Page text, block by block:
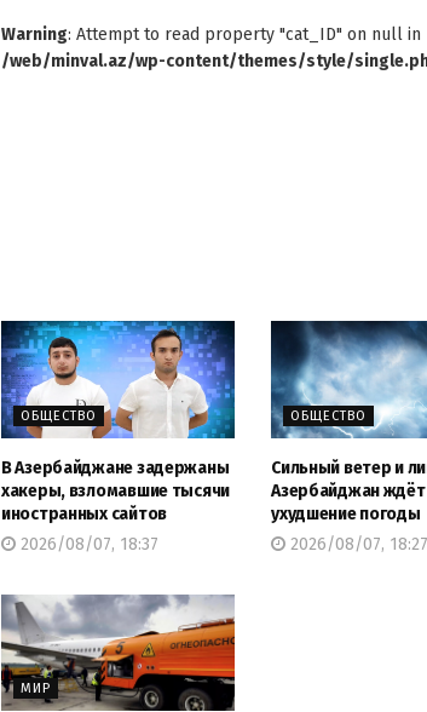
Warning: Attempt to read property "cat_ID" on null in
/web/minval.az/wp-content/themes/style/
ОБЩЕСТВО
В Азербайджане задержаны
хакеры, взломавшие тысячи
иностранных сайтов
2026/08/07, 18:37
ОБЩЕСТВО
Сильный ветер и
Азербайджан ждёт
ухудшение погоды
2026/08/07, 18:27
МИР